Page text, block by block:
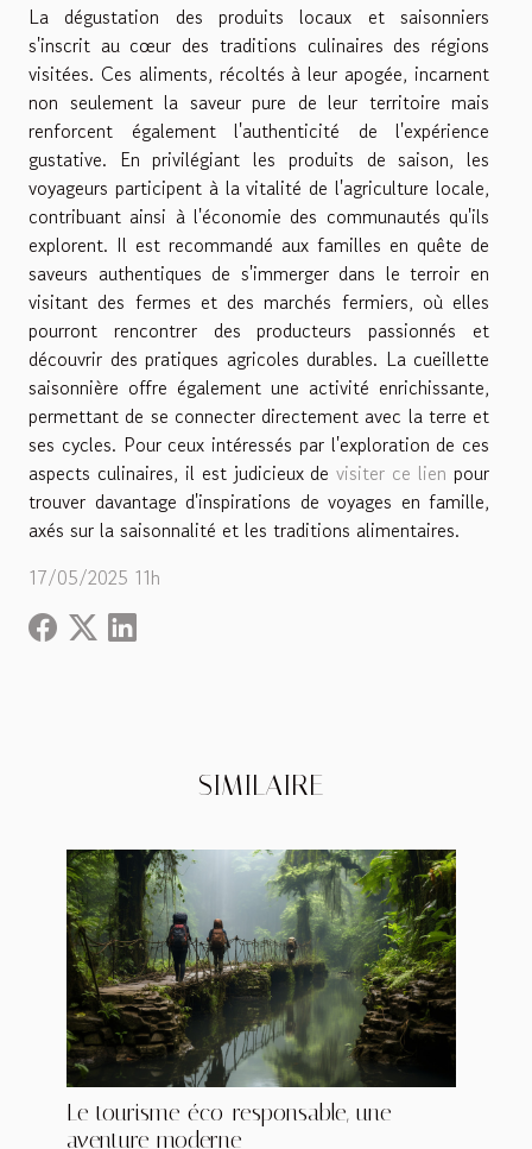
La dégustation des produits locaux et saisonniers
s'inscrit au cœur des traditions culinaires des régions
visitées. Ces aliments, récoltés à leur apogée, incarnent
non seulement la saveur pure de leur territoire mais
renforcent également l'authenticité de l'expérience
gustative. En privilégiant les produits de saison, les
voyageurs participent à la vitalité de l'agriculture locale,
contribuant ainsi à l'économie des communautés qu'ils
explorent. Il est recommandé aux familles en quête de
saveurs authentiques de s'immerger dans le terroir en
visitant des fermes et des marchés fermiers, où elles
pourront rencontrer des producteurs passionnés et
découvrir des pratiques agricoles durables. La cueillette
saisonnière offre également une activité enrichissante,
permettant de se connecter directement avec la terre et
ses cycles. Pour ceux intéressés par l'exploration de ces
aspects culinaires, il est judicieux devisiter ce lien pour
trouver davantage d'inspirations de voyages en famille,
axés sur la saisonnalité et les traditions alimentaires.
17/05/2025 11h
SIMILAIRE
Le tourisme éco-responsable, une
aventure moderne